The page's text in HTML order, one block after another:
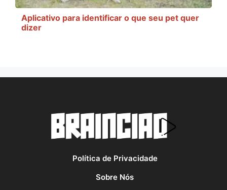
Aplicativo para identificar o que seu pet quer
dizer
Política de Privacidade
Sobre Nós